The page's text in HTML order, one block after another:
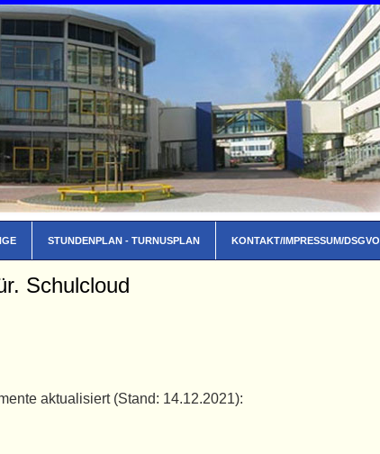
STUNDENPLAN - TURNUSPLAN KONTAKT/IMPRESSUM/DSGVO
Schulcloud
aktualisiert (Stand: 14.12.2021):